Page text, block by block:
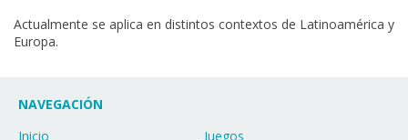
Actualmente se aplica en distintos contextos de Latinoamérica y
Europa.
NAVEGACIÓN
Inicio
Juegos